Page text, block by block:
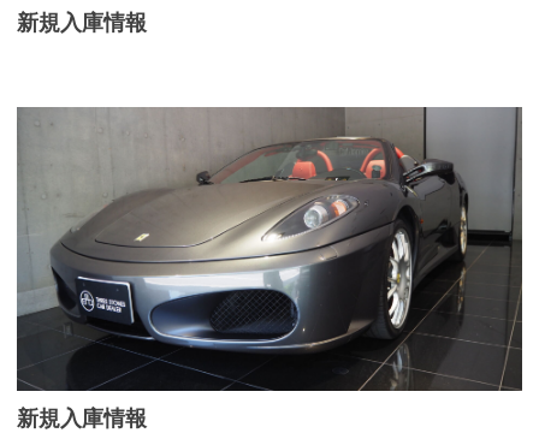
新規入庫情報
新規入庫情報